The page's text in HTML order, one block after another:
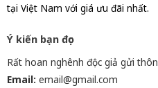
tại Việt Nam với giá ưu đãi nhất.
Ý kiến bạn đọc
Rất hoan nghênh độc giả gửi
Email: email@gmail.com